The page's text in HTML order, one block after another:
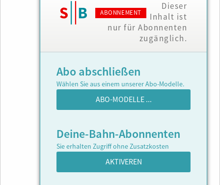
ABONNEMENT
Dieser
Inhalt ist
nur für Abonnenten
zugänglich.
Abo abschließen
Wählen Sie aus einem unserer Abo-Modelle.
ABO-MODELLE ...
Deine-Bahn-Abonnenten
Sie erhalten Zugriff ohne Zusatzkosten
AKTIVEREN